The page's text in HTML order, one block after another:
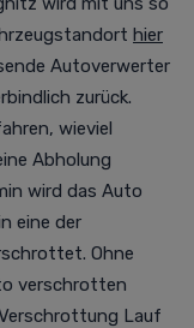
hier
Autoverwerter
zurück.
wieviel
Abholung
wird das Auto
eine der
Ohne
verschrotten
Lauf